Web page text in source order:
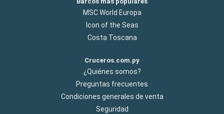
MSC World Europa
Icon of the Seas
Costa Toscana
Cruceros.com.py
¿Quiénes somos?
Preguntas frecuentes
Condiciones generales de venta
Seguridad